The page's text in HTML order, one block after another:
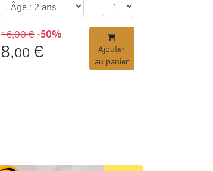
16,00 €-50%
8,00 €
Ajouter
au panier